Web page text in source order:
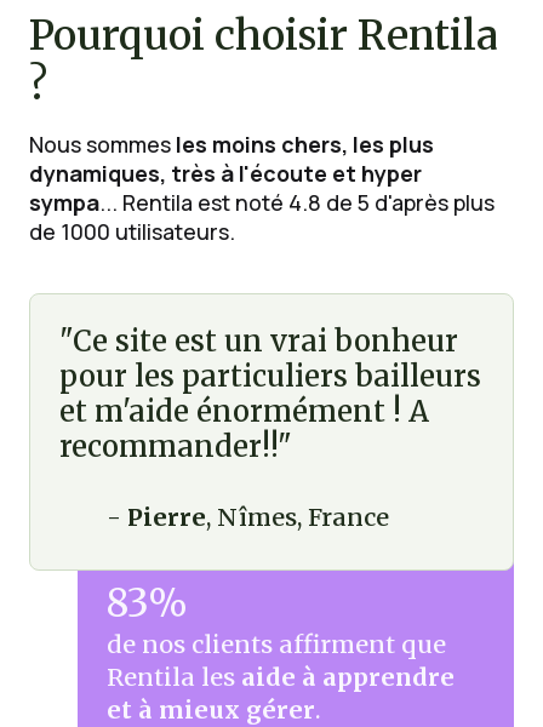
Pourquoi choisir Rentila
?
Nous sommes les moins chers, les plus
dynamiques, très à l'écoute et hyper
sympa... Rentila est noté 4.8 de 5 d'après plus
de 1000 utilisateurs.
"Ce site est un vrai bonheur
pour les particuliers bailleurs
et m'aide énormément ! A
recommander!!"
- Pierre, Nîmes, France
83%
de nos clients affirment que
Rentila les aide à apprendre
et à mieux gérer.